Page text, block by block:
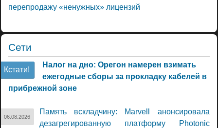
перепродажу «ненужных» лицензий
Сети
Кстати!
Налог на дно: Орегон намерен взимать
ежегодные сборы за прокладку кабелей в
прибрежной зоне
06.08.2026
Память вскладчину: Marvell анонсировала
дезагрегированную платформу Photonic